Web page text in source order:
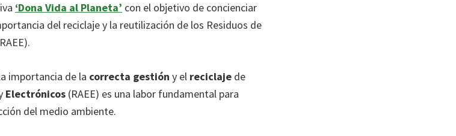
‘Dona Vida al Planeta’ con el objetivo de concienciar
del reciclaje y la reutilización de los Residuos de
importancia de la correcta gestión y el reciclaje de
Electrónicos (RAEE) es una labor fundamental para
del medio ambiente.